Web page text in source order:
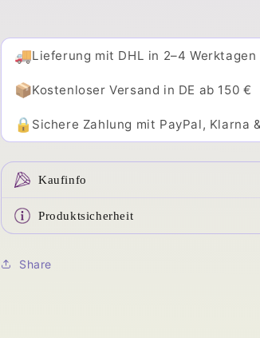
🚚Lieferung mit DHL in 2–4 Werktagen
📦Kostenloser Versand in DE ab 150 €
🔒 Sichere Zahlung mit PayPal, Klarna
Kaufinfo
Produktsicherheit
Share